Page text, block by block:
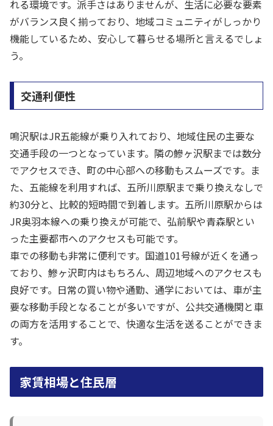
れる環境です。派手さはありませんが、生活に必要な要素
がバランス良く揃っており、地域コミュニティがしっかり
機能しているため、安心して暮らせる場所と言えるでしょ
う。
交通利便性
鳴沢駅はJR五能線が乗り入れており、地域住民の主要な
交通手段の一つとなっています。隣の鰺ヶ沢駅までは数分
でアクセスでき、町の中心部への移動もスムーズです。ま
た、五能線を利用すれば、五所川原駅まで乗り換えなしで
約30分と、比較的短時間で到着します。五所川原駅からは
JR奥羽本線への乗り換えが可能で、弘前駅や青森駅とい
った主要都市へのアクセスも可能です。
車での移動も非常に便利です。国道101号線が近くを通っ
ており、鰺ヶ沢町内はもちろん、周辺地域へのアクセスも
良好です。日常の買い物や通勤、通学においては、車が主
要な移動手段となることが多いですが、公共交通機関と車
の両方を活用することで、快適な生活を送ることができま
す。
家賃相場と住民層